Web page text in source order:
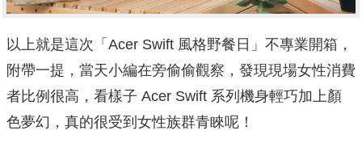
以上就是這次「Acer Swift 風格野餐日」不專業開箱，
附帶一提，當天小編在旁偷偷觀察，發現現場女性消費
者比例很高，看樣子 Acer Swift 系列機身輕巧加上顏
色夢幻，真的很受到女性族群青睞呢！